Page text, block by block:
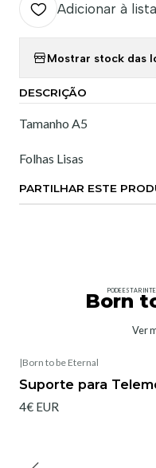
Adicionar à
Mostrar stock das
DESCRIÇÃO
Tamanho A5
Folhas Lisas
PARTILHAR ESTE
PODE ESTAR
Born
Ver
|Born to be Eternal
Suporte para
4€ EUR